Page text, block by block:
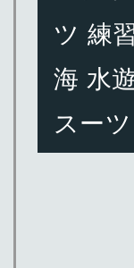
ツ 練
海 水
スー